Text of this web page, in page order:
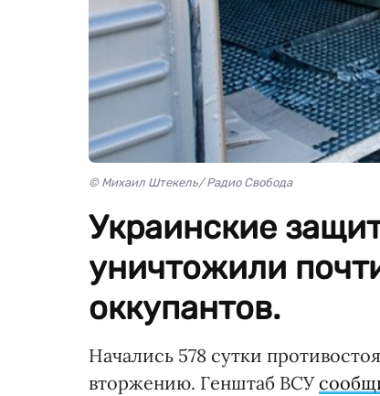
© Михаил Штекель/ Радио Свобода
Украинские
уничтожили
оккупантов.
Начались 578 сутки
вторжению. Генштаб ВСУ